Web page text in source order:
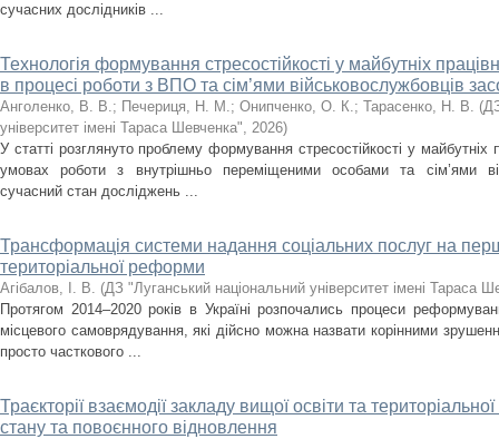
сучасних дослідників ...
Технологія формування стресостійкості у майбутніх
в процесі роботи з ВПО та сім’ями військовослужбовців
Анголенко, В. В.; Печериця, Н. М.; Онипченко, О. К.; Тарасенко, Н. В. (
університет імені Тараса Шевченка", 2026)
У статті розглянуто проблему формування стресостійкості у майбутніх
умовах роботи з внутрішньо переміщеними особами та сім’ями
сучасний стан досліджень ...
Трансформація системи надання соціальних послуг на
територіальної реформи
Агібалов, І. В. (ДЗ "Луганський національний університет імені Тараса
Протягом 2014–2020 років в Україні розпочались процеси
місцевого самоврядування, які дійсно можна назвати корінними
просто часткового ...
Траєкторії взаємодії закладу вищої освіти та
стану та повоєнного відновлення